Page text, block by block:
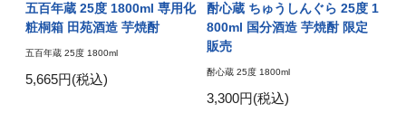
五百年蔵 25度 1800ml 専用化
粧桐箱 田苑酒造 芋焼酎
五百年蔵 25度 1800ml
5,665円(税込)
酎心蔵 ちゅうしんぐら 25度 1
800ml 国分酒造 芋焼酎 限定
販売
酎心蔵 25度 1800ml
3,300円(税込)